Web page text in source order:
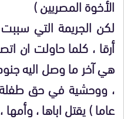
الأخوة المصريين )
لكن الجريمة التي
أرقا ، كلما حاولت ان
هي آخر ما وصل اليه
عاما ) يقتل اباها ،